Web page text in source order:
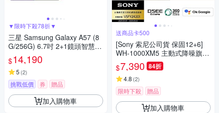
▼限時下殺78折▼
三星 Samsung Galaxy A57 (8
G/256G) 6.7吋 2+1鏡頭智慧手
機
$14,190
5 (2)
挑戰低價 券 贈品
加入購物車
送商品卡500
[Sony 索尼公司貨 保固12+6]
WH-1000XM5 主動式降噪旗艦
藍牙耳機(頂級降噪 /極真音質/
配戴舒適)
$7,390 84折
4.8 (2)
限時下殺 贈品
加入購物車